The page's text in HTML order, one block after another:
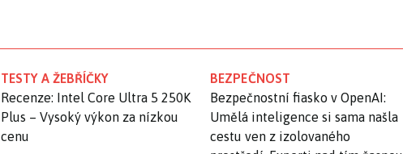
TESTY A ŽEBŘÍČKY
Recenze: Intel Core Ultra 5 250K
Plus – Vysoký výkon za nízkou
cenu
BEZPEČNOST
Bezpečnostní fiasko v OpenAI:
Umělá inteligence si sama našla
cestu ven z izolovaného